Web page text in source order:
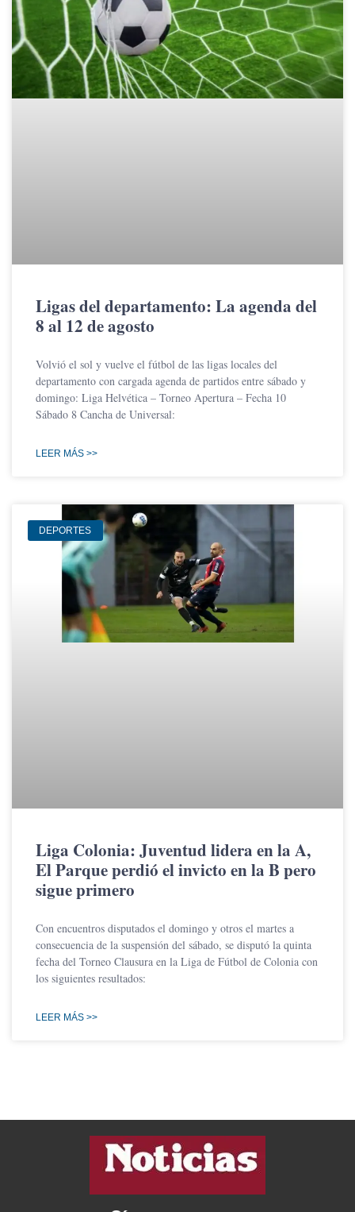
Ligas del departamento: La agenda del
8 al 12 de agosto
Volvió el sol y vuelve el fútbol de las ligas locales del
departamento con cargada agenda de partidos entre sábado y
domingo: Liga Helvética – Torneo Apertura – Fecha 10
Sábado 8 Cancha de Universal:
LEER MÁS >>
DEPORTES
Liga Colonia: Juventud lidera en la A,
El Parque perdió el invicto en la B pero
sigue primero
Con encuentros disputados el domingo y otros el martes a
consecuencia de la suspensión del sábado, se disputó la quinta
fecha del Torneo Clausura en la Liga de Fútbol de Colonia con
los siguientes resultados:
LEER MÁS >>